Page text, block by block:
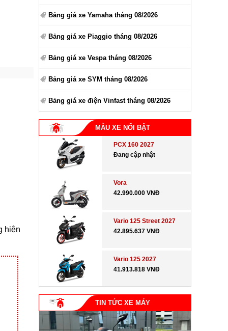
hiện
Bảng giá xe Yamaha tháng 08/2026
Bảng giá xe Piaggio tháng 08/2026
Bảng giá xe Vespa tháng 08/2026
Bảng giá xe SYM tháng 08/2026
Bảng giá xe điện Vinfast tháng 08/2026
MẪU XE NỔI BẬT
PCX 160 2027
Đang cập nhật
Vora
42.990.000 VNĐ
Vario 125 Street 2027
42.895.637 VNĐ
Vario 125 2027
41.913.818 VNĐ
TIN TỨC XE MÁY